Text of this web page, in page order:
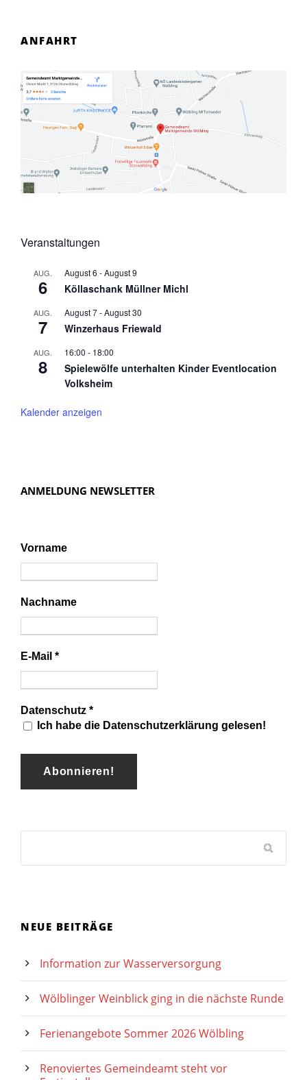
ANFAHRT
Veranstaltungen
AUG.
6
August 6 -August 9
Köllaschank Müllner Michl
AUG.
7
August 7-August 30
Winzerhaus Friewald
AUG.
8
16:00 - 18:00
Spielewölfe unterhalten Kinder Eventlocation
Volksheim
Kalender anzeigen
ANMELDUNG NEWSLETTER
Vorname
Nachname
E-Mail *
Datenschutz *
Ich habe die Datenschutzerklärung gelesen!
NEUE BEITRÄGE
Information zur Wasserversorgung
Wölblinger Weinblick ging in die nächste Runde
Ferienangebote Sommer 2026 Wölbling
Renoviertes Gemeindeamt steht vor